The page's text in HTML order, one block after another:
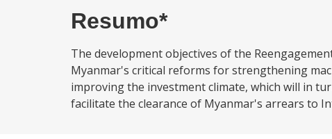
Resumo*
The development objectives of the
Myanmar's critical reforms for strengthening
improving the investment climate, which will in
facilitate the clearance of Myanmar's arrears to